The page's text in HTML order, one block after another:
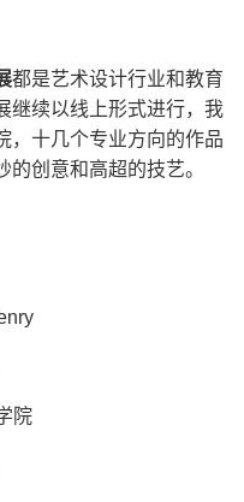
都是艺术设计行业和教育
继续以线上形式进行，我
，十几个专业方向的作品
创意和高超的技艺。
院